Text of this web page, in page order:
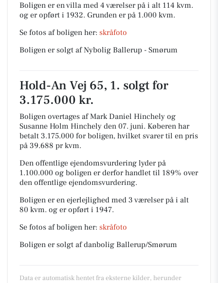
Boligen er en villa med 4 værelser på i alt 114 kvm.
og er opført i 1932. Grunden er på 1.000 kvm.
Se fotos af boligen her: skråfoto
Boligen er solgt af Nybolig Ballerup - Smørum
Hold-An Vej 65, 1. solgt for
3.175.000 kr.
Boligen overtages af Mark Daniel Hinchely og
Susanne Holm Hinchely den 07. juni. Køberen har
betalt 3.175.000 for boligen, hvilket svarer til en pris
på 39.688 pr kvm.
Den offentlige ejendomsvurdering lyder på
1.100.000 og boligen er derfor handlet til 189% over
den offentlige ejendomsvurdering.
Boligen er en ejerlejlighed med 3 værelser på i alt
80 kvm. og er opført i 1947.
Se fotos af boligen her: skråfoto
Boligen er solgt af danbolig Ballerup/Smørum
Data er automatisk hentet fra eksterne kilder, herunder